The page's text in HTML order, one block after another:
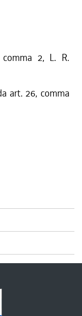
2, L. R.
art. 26, comma